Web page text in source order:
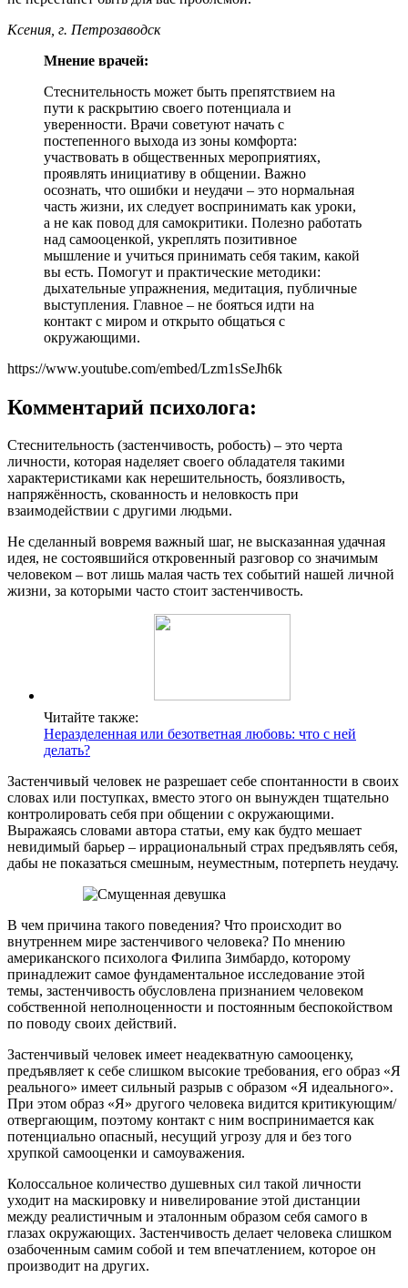
Ксения, г. Петрозаводск
Мнение врачей:
Стеснительность может быть препятствием на
пути к раскрытию своего потенциала и
уверенности. Врачи советуют начать с
постепенного выхода из зоны комфорта:
участвовать в общественных мероприятиях,
проявлять инициативу в общении. Важно
осознать, что ошибки и неудачи – это нормальная
часть жизни, их следует воспринимать как уроки,
а не как повод для самокритики. Полезно работать
над самооценкой, укреплять позитивное
мышление и учиться принимать себя таким, какой
вы есть. Помогут и практические методики:
дыхательные упражнения, медитация, публичные
выступления. Главное – не бояться идти на
контакт с миром и открыто общаться с
окружающими.
https://www.youtube.com/embed/Lzm1sSeJh6k
Комментарий психолога:
Стеснительность (застенчивость, робость) – это черта
личности, которая наделяет своего обладателя такими
характеристиками как нерешительность, боязливость,
напряжённость, скованность и неловкость при
взаимодействии с другими людьми.
Не сделанный вовремя важный шаг, не высказанная удачная
идея, не состоявшийся откровенный разговор со значимым
человеком – вот лишь малая часть тех событий нашей личной
жизни, за которыми часто стоит застенчивость.
Читайте также:
Неразделенная или безответная любовь: что с ней
делать?
Застенчивый человек не разрешает себе спонтанности в своих
словах или поступках, вместо этого он вынужден тщательно
контролировать себя при общении с окружающими.
Выражаясь словами автора статьи, ему как будто мешает
невидимый барьер – иррациональный страх предъявлять себя,
дабы не показаться смешным, неуместным, потерпеть неудачу.
В чем причина такого поведения? Что происходит во
внутреннем мире застенчивого человека? По мнению
американского психолога Филипа Зимбардо, которому
принадлежит самое фундаментальное исследование этой
темы, застенчивость обусловлена признанием человеком
собственной неполноценности и постоянным беспокойством
по поводу своих действий.
Застенчивый человек имеет неадекватную самооценку,
предъявляет к себе слишком высокие требования, его образ «Я
реального» имеет сильный разрыв с образом «Я идеального».
При этом образ «Я» другого человека видится критикующим/
отвергающим, поэтому контакт с ним воспринимается как
потенциально опасный, несущий угрозу для и без того
хрупкой самооценки и самоуважения.
Колоссальное количество душевных сил такой личности
уходит на маскировку и нивелирование этой дистанции
между реалистичным и эталонным образом себя самого в
глазах окружающих. Застенчивость делает человека слишком
озабоченным самим собой и тем впечатлением, которое он
производит на других.